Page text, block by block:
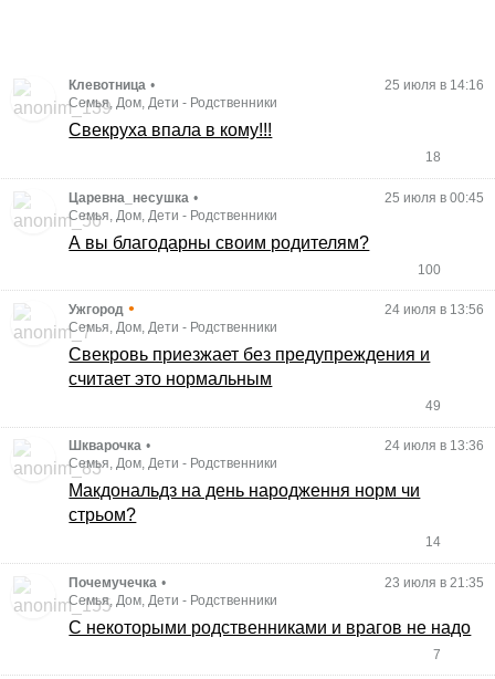
Клевотница •
25 июля в 14:16
Семья, Дом, Дети - Родственники
Свекруха впала в кому!!!
18
Царевна_несушка •
25 июля в 00:45
Семья, Дом, Дети - Родственники
А вы благодарны своим родителям?
100
Ужгород •
24 июля в 13:56
Семья, Дом, Дети - Родственники
Свекровь приезжает без предупреждения и
считает это нормальным
49
Шкварочка •
24 июля в 13:36
Семья, Дом, Дети - Родственники
Макдональдз на день народження норм чи
стрьом?
14
Почемучечка •
23 июля в 21:35
Семья, Дом, Дети - Родственники
С некоторыми родственниками и врагов не надо
7